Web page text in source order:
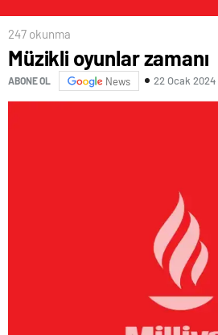
247 okunma
Müzikli oyunlar zamanı
ABONE OL News 22 Ocak 2024